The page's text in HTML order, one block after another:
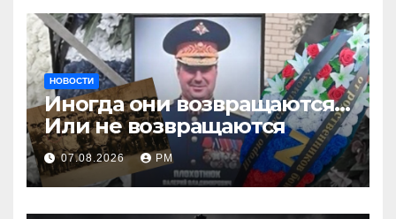
НОВОСТИ
Иногда они возвращаются…
Или не возвращаются
07.08.2026 РМ